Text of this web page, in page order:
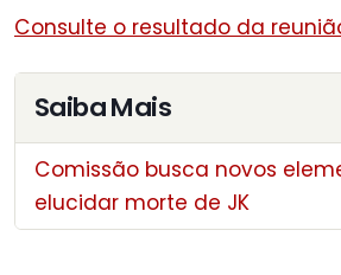
Consulte o resultado da
Saiba Mais
Comissão busca novos
elucidar morte de JK